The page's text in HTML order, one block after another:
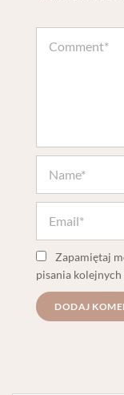
Zapamiętaj
pisania kolejnych